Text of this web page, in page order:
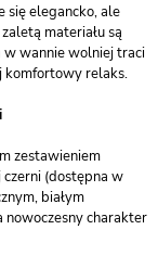
się elegancko, ale
materiału są
w wannie wolniej traci
komfortowy relaks.
zestawieniem
(dostępna w
białym
charakter